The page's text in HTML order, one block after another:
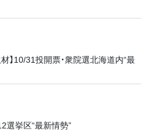
】10/31投開票・衆院選北海道内“最
選挙区“最新情勢”